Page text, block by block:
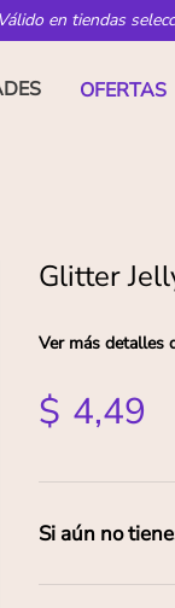
Válido en tiendas
OFERTAS
Glitter
Ver más detalles
$ 4,49
Si aún no